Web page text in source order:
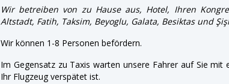
Wir betreiben von zu Hause aus, Hotel, Ihren
Altstadt, Fatih, Taksim, Beyoglu, Galata, Besiktas und
Wir können 1-8 Personen befördern.
Im Gegensatz zu Taxis warten unsere Fahrer auf Sie
Ihr Flugzeug verspätet ist.